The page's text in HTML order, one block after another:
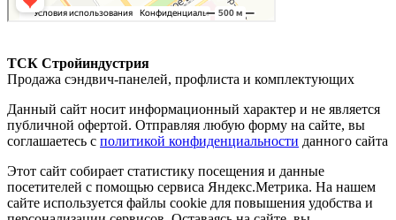
ТСК Стройиндустрия
Продажа сэндвич-панелей, профлиста и комплектующих
Данный сайт носит информационный характер и не является
публичной офертой. Отправляя любую форму на сайте, вы
соглашаетесь с политикой конфиденциальности данного сайта
Этот сайт собирает статистику посещения и данные
посетителей с помощью сервиса Яндекс.Метрика. На нашем
сайте используется файлы cookie для повышения удобства и